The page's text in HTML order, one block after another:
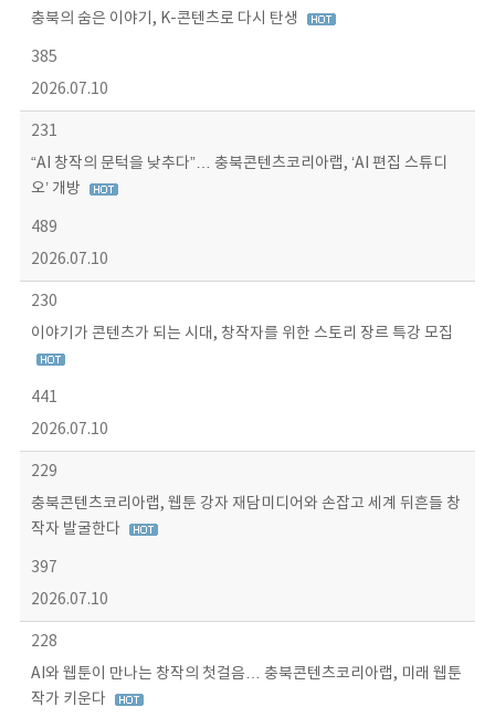
충북의 숨은 이야기, K-콘텐츠로 다시 탄생
385
2026.07.10
231
“AI 창작의 문턱을 낮추다”… 충북콘텐츠코리아랩, ‘AI 편집 스튜디
오’ 개방
489
2026.07.10
230
이야기가 콘텐츠가 되는 시대, 창작자를 위한 스토리 장르 특강 모집
441
2026.07.10
229
충북콘텐츠코리아랩, 웹툰 강자 재담미디어와 손잡고 세계 뒤흔들 창
작자 발굴한다
397
2026.07.10
228
AI와 웹툰이 만나는 창작의 첫걸음… 충북콘텐츠코리아랩, 미래 웹툰
작가 키운다